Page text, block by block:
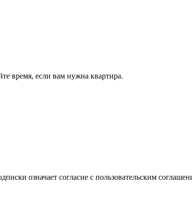
время, если вам нужна квартира.
означает согласие с пользовательским